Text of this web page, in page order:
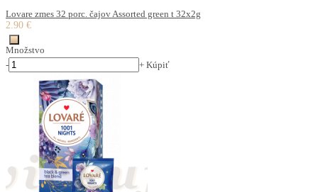
Lovare zmes 32 porc. čajov Assorted green t 32x2g
2.90 €
Množstvo
-
+ Kúpiť